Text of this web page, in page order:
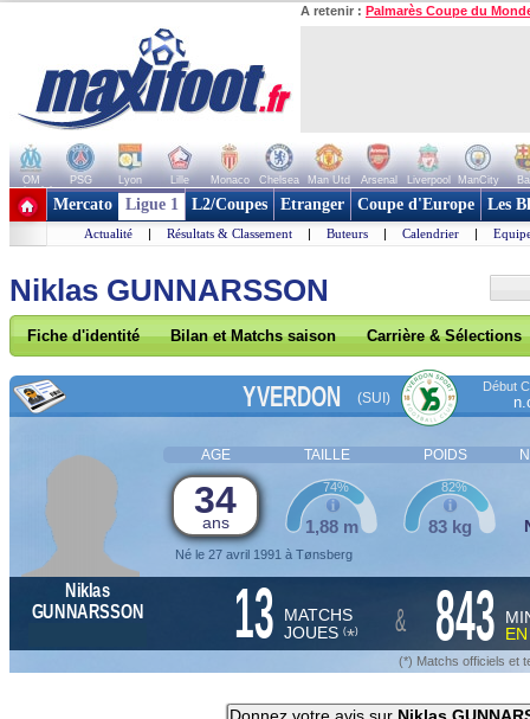
A retenir : Palmarès Coupe du
OM PSG Lyon Lille Monaco Chelsea Man Utd Arsenal Liverpool ManCity
+ de clubs
Mercato Ligue 1 L2/Coupes Etranger Coupe d'Europe Les
Actualité | Résultats & Classement | Buteurs | Calendrier |
Niklas GUNNARSSON
Fiche d'identité Bilan et Matchs saison Carrière & Sélections
YVERDON (SUI)
Début
AGE TAILLE POIDS
34
ans
Né le 27 avril 1991 à Tønsberg
1,88 m
74%
83 kg
82%
Niklas
GUNNARSSON
13 MATCHS
JOUES (*) & 843
(*) Matchs officiels et